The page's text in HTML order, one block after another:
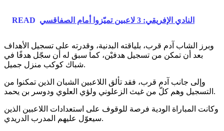
READ النادي الإفريقي: 3 لاعبين تميّزوا أمام الصفاقسي
وبرز الشاب آدم قرب، بلياقته البدنية، وقدرته على تسجيل الأهداف
بعد أن تمكن من تسجيل هدفيْن، كما سبق له أن سجّل هدفًا في
شباك كوكب منزل جميل.
وإلى جانب آدم قرب، فقد تألق اللاعبين الشبان الذين تمكنوا من
التسجيل وهم كلّ من غيث الزعلوني ولؤي العلوي ودوسر بن يحمد.
وكانت المباراة الودية فرصة للوقوف على استعدادات اللاعبين الذين
سيعوّل عليهم المدرب الدريدي.